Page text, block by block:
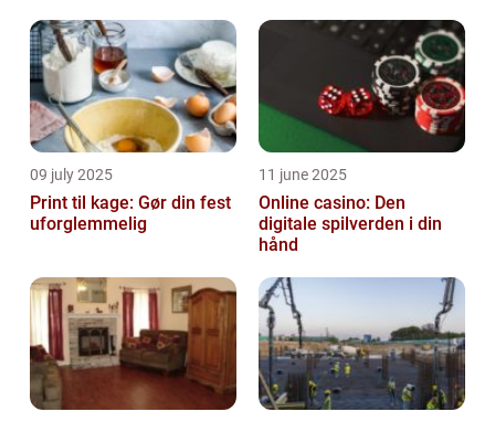
09 july 2025
Print til kage: Gør din fest
uforglemmelig
11 june 2025
Online casino: Den
digitale spilverden i din
hånd